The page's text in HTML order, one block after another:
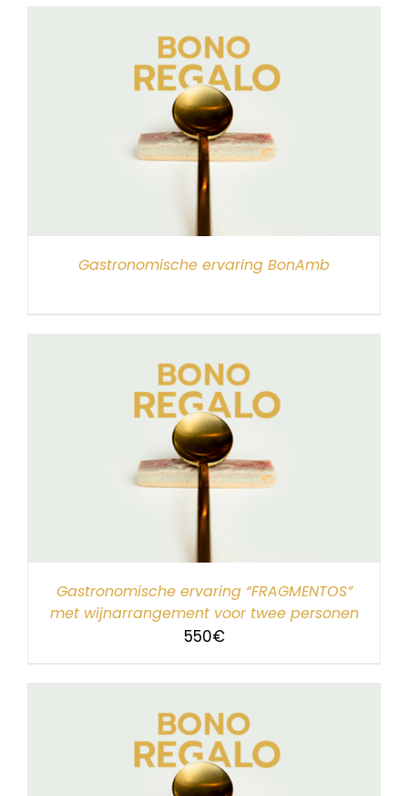
Gastronomische ervaring BonAmb
Gastronomische ervaring “FRAGMENTOS”
met wijnarrangement voor twee personen
550€